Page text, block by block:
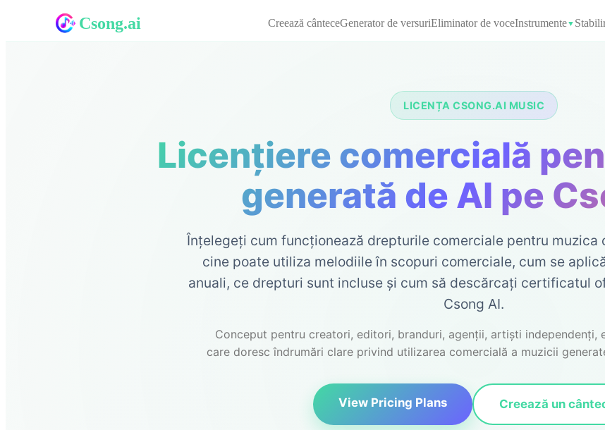
Csong.ai Creează cânteceGenerator de versuriEliminator de voceInstrumente▼
LICENȚA CSONG.AI MUSIC
Licențiere comercială
generată de AI pe
Înțelegeți cum funcționează drepturile comerciale pentru muzica
cine poate utiliza melodiile în scopuri comerciale, cum se
anuali, ce drepturi sunt incluse și cum să descărcați certificatul
Csong AI.
Conceput pentru creatori, editori, branduri, agenții, artiști independenți,
care doresc îndrumări clare privind utilizarea comercială a muzicii
View Pricing Plans Creează un